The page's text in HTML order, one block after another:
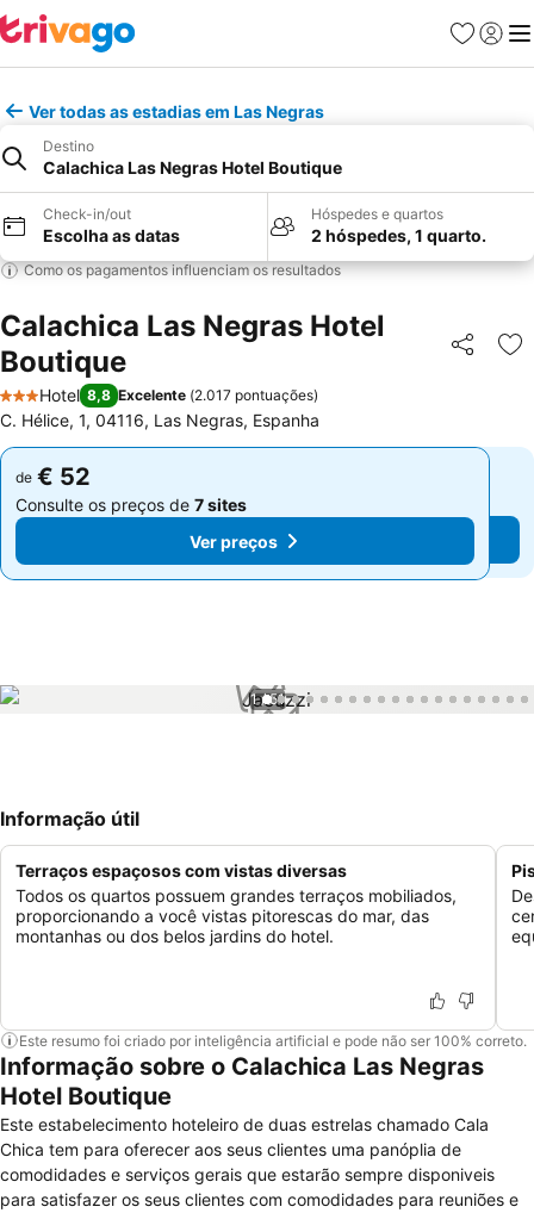
Favoritos
Iniciar
Ver todas as estadias em Las Negras
Destino
Calachica Las Negras Hotel Boutique
Check-in/out
Escolha as datas
Hóspedes e quartos
2 hóspedes, 1 quarto.
Como os pagamentos influenciam os resultados
Calachica Las Negras Hotel
Boutique
Partilhar
3 Estrelas
Hotel 8,8 Excelente (2.017 pontuações)
C. Hélice, 1, 04116, Las Negras, Espanha
de € 52
Consulte os preços de 7 sites
Ver preços
de € 52
Consulte os preços de 7 sites
Ver preços
1 / 51
Informação útil
Terraços espaçosos com vistas diversas
Todos os quartos possuem grandes terraços mobiliados,
proporcionando a você vistas pitorescas do mar, das
montanhas ou dos belos jardins do hotel.
Este resumo foi criado por inteligência artificial e pode não ser 100% correto.
Informação sobre o Calachica Las Negras
Hotel Boutique
Este estabelecimento hoteleiro de duas estrelas chamado Cala
Chica tem para oferecer aos seus clientes uma panóplia de
comodidades e serviços gerais que estarão sempre disponiveis
para satisfazer os seus clientes com comodidades para reuniões e